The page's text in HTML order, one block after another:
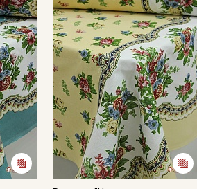
оригинального цвета ткани в
может отличаться.